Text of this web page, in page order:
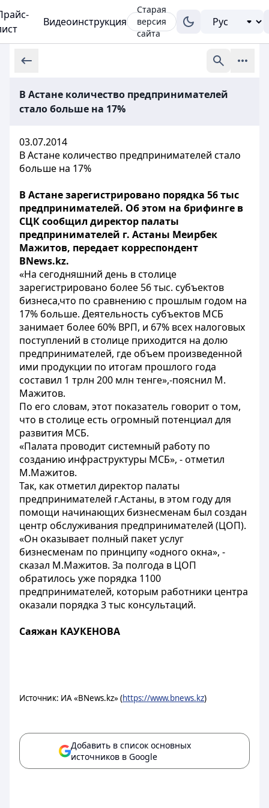
Видеоинструкция
Старая
версия
сайта
В Астане количество предпринимателей
стало больше на 17%
03.07.2014
В Астане количество предпринимателей стало
больше на 17%
В Астане зарегистрировано порядка 56 тыс
предпринимателей. Об этом на брифинге в
СЦК сообщил директор палаты
предпринимателей г. Астаны Меирбек
Мажитов, передает корреспондент
BNews.kz.
«На сегодняшний день в столице
зарегистрировано более 56 тыс. субъектов
бизнеса,что по сравнению с прошлым годом на
17% больше. Деятельность субъектов МСБ
занимает более 60% ВРП, и 67% всех налоговых
поступлений в столице приходится на долю
предпринимателей, где объем произведенной
ими продукции по итогам прошлого года
составил 1 трлн 200 млн тенге»,-пояснил М.
Мажитов.
По его словам, этот показатель говорит о том,
что в столице есть огромный потенциал для
развития МСБ.
«Палата проводит системный работу по
созданию инфраструктуры МСБ», - отметил
М.Мажитов.
Так, как отметил директор палаты
предпринимателей г.Астаны, в этом году для
помощи начинающих бизнесменам был создан
центр обслуживания предпринимателей (ЦОП).
«Он оказывает полный пакет услуг
бизнесменам по принципу «одного окна», -
сказал М.Мажитов. За полгода в ЦОП
обратилось уже порядка 1100
предпринимателей, которым работники центра
оказали порядка 3 тыс консультаций.
Саяжан КАУКЕНОВА
Источник: ИА «BNews.kz» (https://www.bnews.kz)
Добавить в список основных
источников в Google